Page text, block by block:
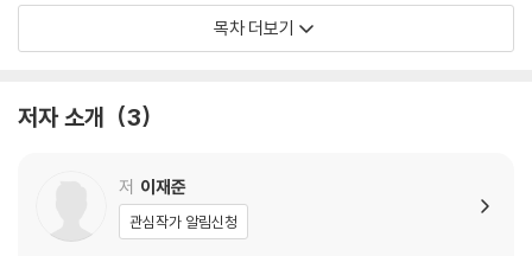
세계경제포럼과 유엔에서 국가 경쟁력을 연구해온 저자 메흐란 굴은 이 질
문의 답을 찾아 3대륙 8개국으로 떠났다. 제프리 힌턴, 리 카이푸, 존 헤네
나 동시에, 다음 유니콘들이 이미 세계 각지에서 싹을 틔우고 있다!
저자는 혁신이 결코 천재 한 명의 산물이 아니라 특정한 제도와 문화, 자본
이 만나는 지점에서 탄생한다는 사실을 밝힌다. 엔비디아, 텐센트, 삼성, A
RM 등 뉴스에서 파편으로 접하던 성공 서사들이 어떤 토양 위에서 가능했
정치적 리스크와 진화하는 위기
기회를 읽는 투자자는 무엇이 다른가
트럼프, 공짜 희생은 없다
선택적 개입과 미중 전략 경쟁
바이든, 미국의 존재감을 드러내다
목차 더보기
저자 소개 3
저 이재준
관심작가 알림신청